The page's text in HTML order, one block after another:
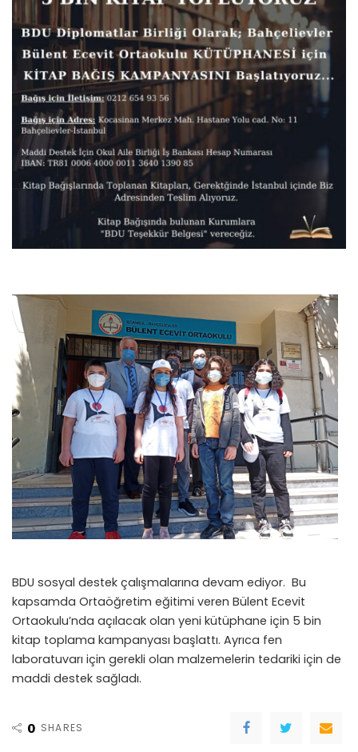
BDU sosyal destek çalışmalarına devam ediyor. Bu
kapsamda Ortaöğretim eğitimi veren Bülent Ecevit
Ortaokulu’nda açılacak olan yeni kütüphane için 5 bin
kitap toplama kampanyası başlattı. Ayrıca fen
laboratuvarı için gerekli olan malzemelerin tedariki için de
maddi destek sağladı.
0 SHARES